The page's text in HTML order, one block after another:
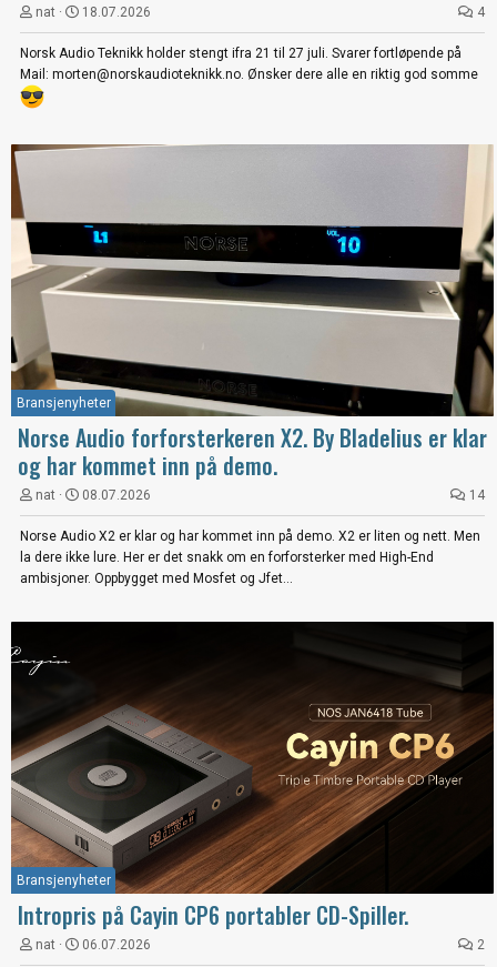
nat 18.07.2026 4
Norsk Audio Teknikk holder stengt ifra 21 til 27 juli. Svarer fortløpende på
Mail: morten@norskaudioteknikk.no. Ønsker dere alle en riktig god somme
Bransjenyheter
Norse Audio forforsterkeren X2. By Bladelius er klar
og har kommet inn på demo.
nat 08.07.2026 14
Norse Audio X2 er klar og har kommet inn på demo. X2 er liten og nett. Men
la dere ikke lure. Her er det snakk om en forforsterker med High-End
ambisjoner. Oppbygget med Mosfet og Jfet...
Bransjenyheter
Intropris på Cayin CP6 portabler CD-Spiller.
nat 06.07.2026 2